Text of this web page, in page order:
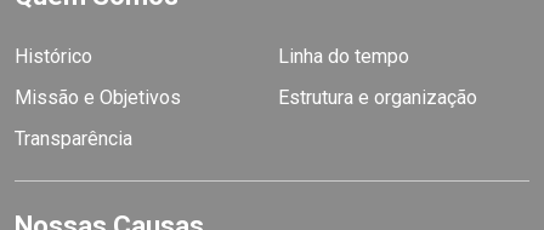
Histórico
Linha do tempo
Missão e Objetivos
Estrutura e organização
Transparência